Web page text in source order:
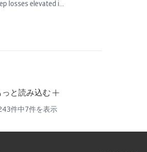
losses elevated in
a...
っと読み込む
件中 7件を表示